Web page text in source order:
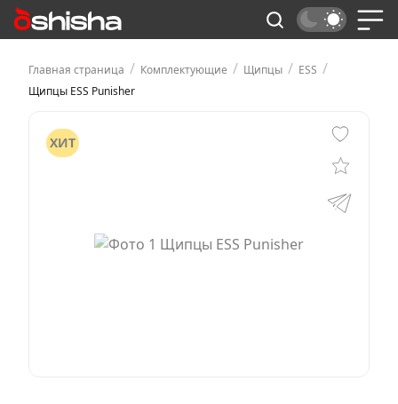
Главная страница / Комплектующие / Щипцы / ESS /
Щипцы ESS Punisher
ХИТ